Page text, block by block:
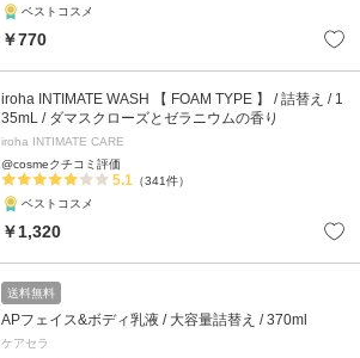
ベストコスメ
￥770
iroha INTIMATE WASH 【 FOAM TYPE 】 / 詰替え / 1
35mL / ダマスクローズとゼラニウムの香り
iroha INTIMATE CARE
@cosmeクチコミ評価
5.1 （341件）
ベストコスメ
￥1,320
送料無料
APフェイス&ボディ乳液 / 大容量詰替え / 370ml
ケアセラ